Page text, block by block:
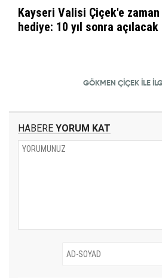
Kayseri Valisi Çiçek'e
hediye: 10 yıl sonra açılacak
GÖKMEN ÇIÇEK İLE
HABERE YORUM KAT